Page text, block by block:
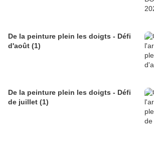
De la peinture plein les doigts - Défi
d'août (1)
De la peinture plein les doigts - Défi
de juillet (1)